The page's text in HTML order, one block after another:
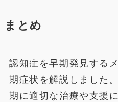
まとめ
認知症を早期発見する
期症状を解説しました
期に適切な治療や支援